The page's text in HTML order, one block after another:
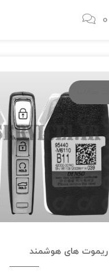
0
ریموت های هوشمند